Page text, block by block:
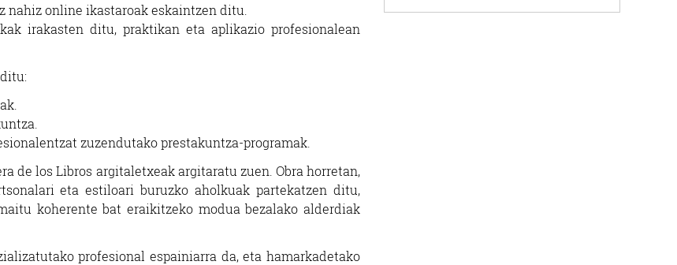
nahiz online ikastaroak eskaintzen ditu.
irakasten ditu, praktikan eta aplikazio profesionalean
zuzendutako prestakuntza-programak.
de los Libros argitaletxeak argitaratu zuen. Obra horretan,
eta estiloari buruzko aholkuak partekatzen ditu,
koherente bat eraikitzeko modua bezalako alderdiak
profesional espainiarra da, eta hamarkadetako